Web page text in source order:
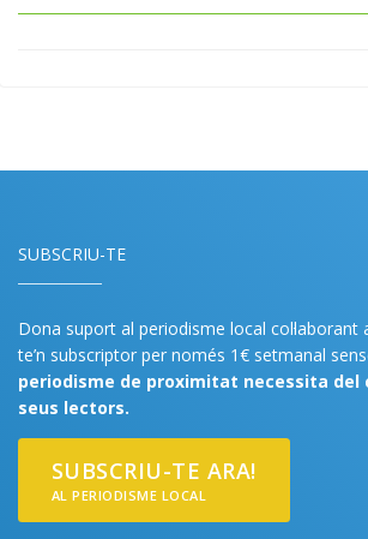
SUBSCRIU-TE
Dona suport al periodisme local
te’n subscriptor per només 1€ setmanal
periodisme de proximitat necessita del
seus lectors.
SUBSCRIU-TE ARA!
AL PERIODISME LOCAL